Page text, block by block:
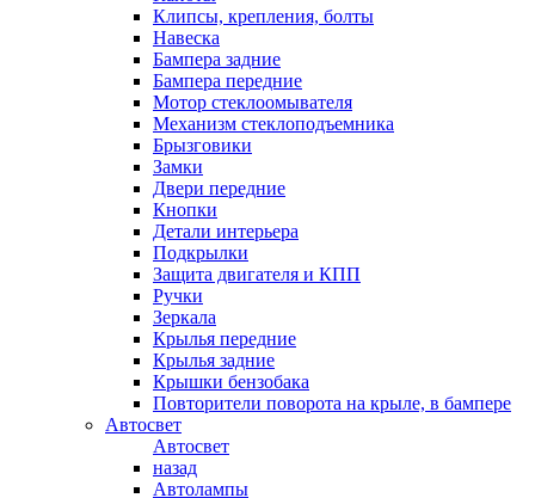
Клипсы, крепления, болты
Навеска
Бампера задние
Бампера передние
Мотор стеклоомывателя
Механизм стеклоподъемника
Брызговики
Замки
Двери передние
Кнопки
Детали интерьера
Подкрылки
Защита двигателя и КПП
Ручки
Зеркала
Крылья передние
Крылья задние
Крышки бензобака
Повторители поворота на крыле, в бампере
Автосвет
Автосвет
назад
Автолампы